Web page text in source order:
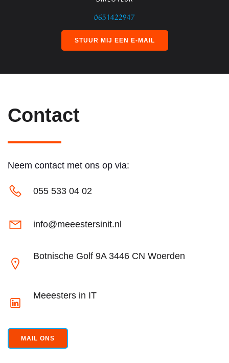
0651422947
STUUR MIJ EEN E-MAIL
Contact
Neem contact met ons op via:
055 533 04 02
info@meeestersinit.nl
Botnische Golf 9A 3446 CN Woerden
Meeesters in IT
MAIL ONS